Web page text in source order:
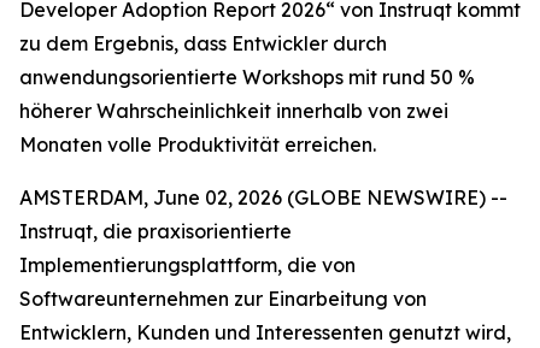
Developer Adoption Report 2026“ von Instruqt kommt
zu dem Ergebnis, dass Entwickler durch
anwendungsorientierte Workshops mit rund 50 %
höherer Wahrscheinlichkeit innerhalb von zwei
Monaten volle Produktivität erreichen.
AMSTERDAM, June 02, 2026 (GLOBE NEWSWIRE) --
Instruqt, die praxisorientierte
Implementierungsplattform, die von
Softwareunternehmen zur Einarbeitung von
Entwicklern, Kunden und Interessenten genutzt wird,